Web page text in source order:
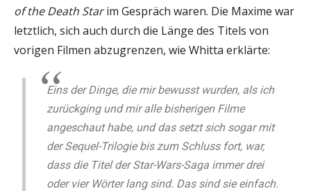
of the Death Starim Gespräch waren. Die Maxime war
letztlich, sich auch durch die Länge des Titels von
vorigen Filmen abzugrenzen, wie Whitta erklärte:
Eins der Dinge, die mir bewusst wurden, als ich
zurückging und mir alle bisherigen Filme
angeschaut habe, und das setzt sich sogar mit
der Sequel-Trilogie bis zum Schluss fort, war,
dass die Titel der Star-Wars-Saga immer drei
oder vier Wörter lang sind. Das sind sie einfach.